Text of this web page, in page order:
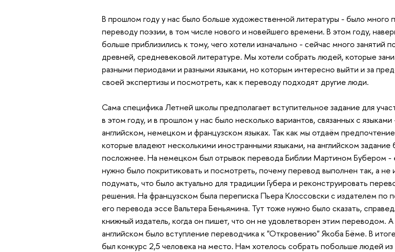
В прошлом году у нас было больше художественной литературы - было много
переводу поэзии, в том числе нового и новейшего времени. В этом году,
больше приблизились к тому, чего хотели изначально - сейчас много занятий
древней, средневековой литературе. Мы хотели собрать людей, которые
разными периодами и разными языками, но которым интересно выйти и за
своей экспертизы и посмотреть, как к переводу подходят другие люди.
Сама специфика Летней школы предполагает вступительное задание для
в этом году, и в прошлом у нас было несколько вариантов, связанных с языками
английском, немецком и французском языках. Так как мы отдаём
которые владеют несколькими иностранными языками, на английском задание
посложнее. На немецком был отрывок перевода Библии Мартином Бубером -
нужно было покритиковать и посмотреть, почему перевод выполнен так, а не
подумать, что было актуально для традиции Губера и реконструировать
решения. На французском была переписка Пьера Клоссовски с издателем по
его перевода эссе Вальтера Беньямина. Тут тоже нужно было сказать,
книжный издатель, когда он пишет, что он не удовлетворен этим переводом. А
английском было вступление переводчика к "Откровению" Якоба Бёме. В
был конкурс 2,5 человека на место. Нам хотелось собрать побольше людей из